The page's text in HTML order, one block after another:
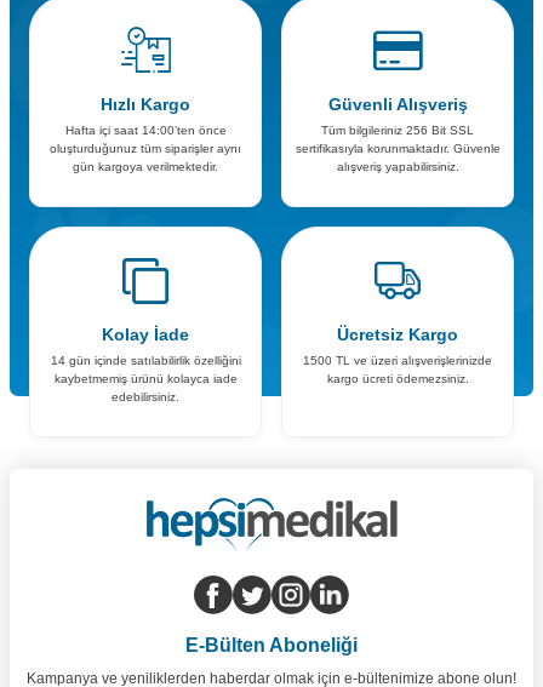
Hızlı Kargo
Hafta içi saat 14:00’ten önce
oluşturduğunuz tüm siparişler aynı
gün kargoya verilmektedir.
Güvenli Alışveriş
Tüm bilgileriniz 256 Bit SSL
sertifikasıyla korunmaktadır. Güvenle
alışveriş yapabilirsiniz.
Kolay İade
14 gün içinde satılabilirlik özelliğini
kaybetmemiş ürünü kolayca iade
edebilirsiniz.
Ücretsiz Kargo
1500 TL ve üzeri alışverişlerinizde
kargo ücreti ödemezsiniz.
E-Bülten Aboneliği
Kampanya ve yeniliklerden haberdar olmak için e-bültenimize abone olun!